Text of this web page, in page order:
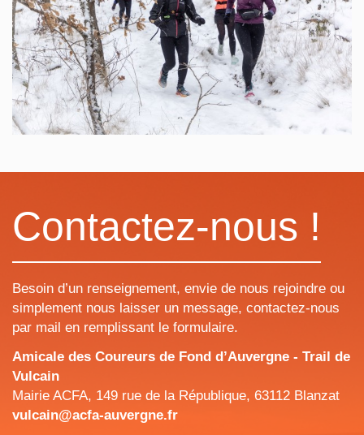
Contactez-nous !
Besoin d’un renseignement, envie de nous rejoindre ou
simplement nous laisser un message, contactez-nous
par mail en remplissant le formulaire.
Amicale des Coureurs de Fond d’Auvergne - Trail de
Vulcain
Mairie ACFA, 149 rue de la République, 63112 Blanzat
vulcain@acfa-auvergne.fr